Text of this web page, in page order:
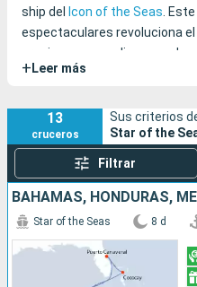
ship del
Icon of the Seas.
espectaculares revoluciona
gracias a su amplia gama de
refugio para los amantes de
garantizando una
la familia.
+ Leer más
13
cruceros
Sus criterios
Star of the
Filtrar
Star of the Seas 8 d